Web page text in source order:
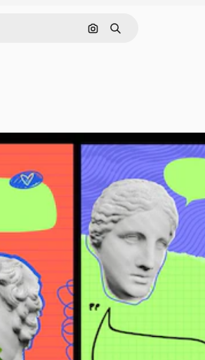
Nach Bild suchen
Suchen